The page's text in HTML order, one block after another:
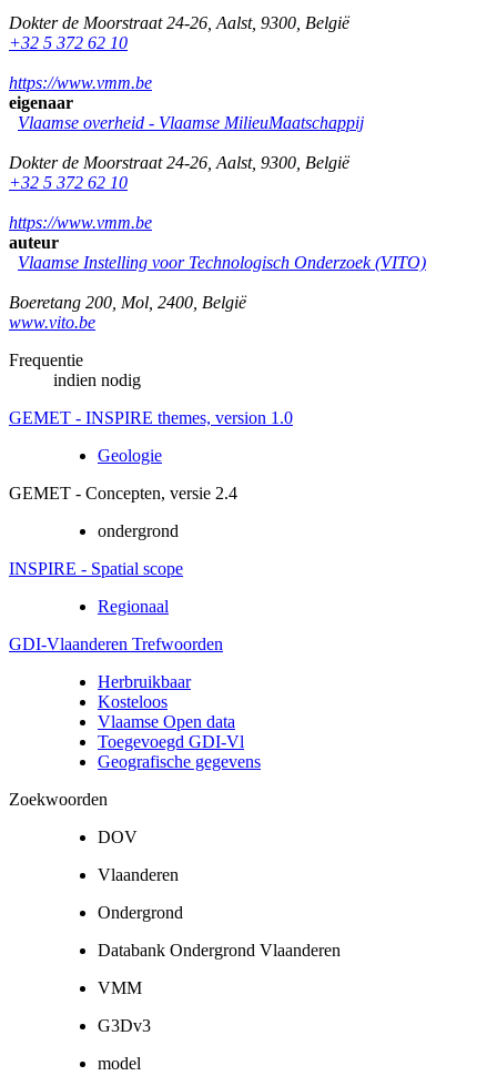
Dokter de Moorstraat 24-26 Aalst, 9300 België
+32 5 372 62 10
https://www.vmm.be
eigenaar
Vlaamse overheid - Vlaamse MilieuMaatschappij
Dokter de Moorstraat 24-26 Aalst, 9300 België
+32 5 372 62 10
https://www.vmm.be
auteur
Vlaamse Instelling voor Technologisch Onderzoek (VITO)
Boeretang 200 Mol 2400 België
www.vito.be
Frequentie
indien nodig
GEMET - INSPIRE themes, version 1.0
Geologie
GEMET - Concepten, versie 2.4
ondergrond
INSPIRE - Spatial scope
Regionaal
GDI-Vlaanderen Trefwoorden
Herbruikbaar
Kosteloos
Vlaamse Open data
Toegevoegd GDI-Vl
Geografische gegevens
Zoekwoorden
DOV
Vlaanderen
Ondergrond
Databank Ondergrond Vlaanderen
VMM
G3Dv3
model